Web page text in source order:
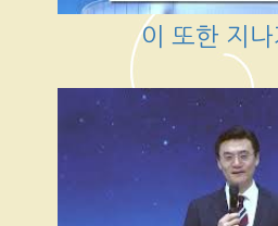
이 또한 지